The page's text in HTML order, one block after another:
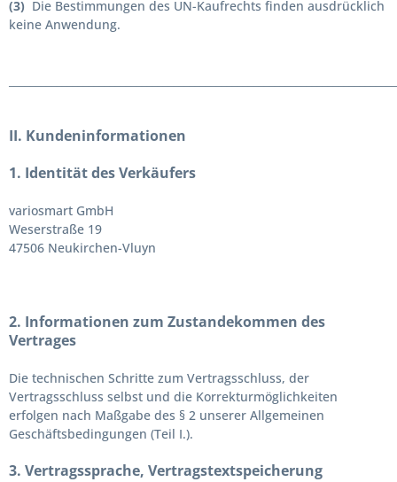
(3) Die Bestimmungen des UN-Kaufrechts finden ausdrücklich
keine Anwendung.
II. Kundeninformationen
1. Identität des Verkäufers
variosmart GmbH
Weserstraße 19
47506 Neukirchen-Vluyn
2. Informationen zum Zustandekommen des
Vertrages
Die technischen Schritte zum Vertragsschluss, der
Vertragsschluss selbst und die Korrekturmöglichkeiten
erfolgen nach Maßgabe des § 2 unserer Allgemeinen
Geschäftsbedingungen (Teil I.).
3. Vertragssprache, Vertragstextspeicherung